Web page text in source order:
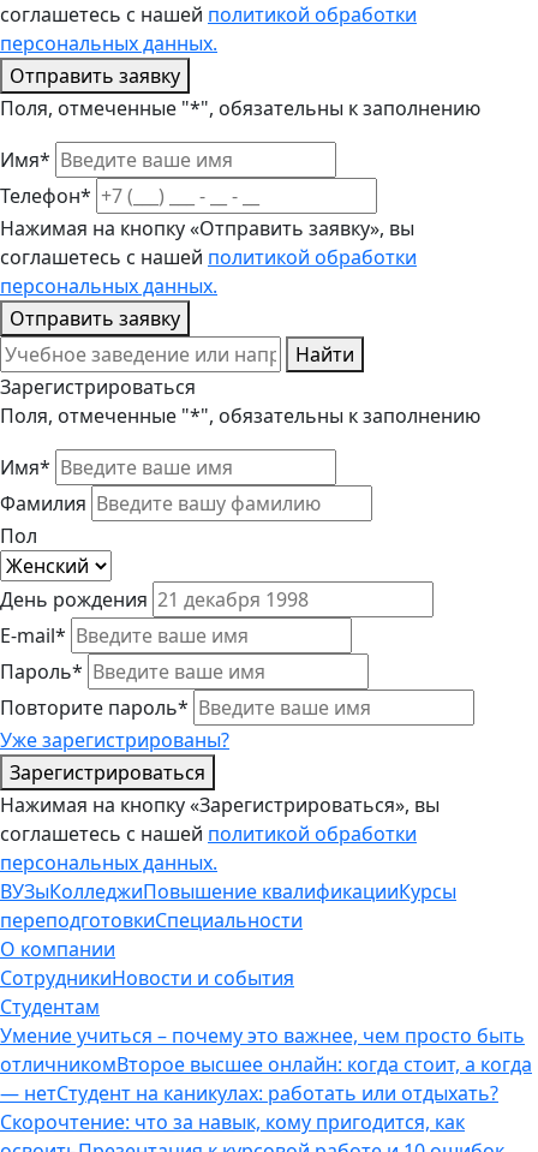
соглашетесь с нашей политикой обработки
персональных данных.
Отправить заявку
Поля, отмеченные "*", обязательны к заполнению
Имя*
Телефон*
Нажимая на кнопку «Отправить заявку», вы
соглашетесь с нашей политикой обработки
персональных данных.
Отправить заявку
Найти
Зарегистрироваться
Поля, отмеченные "*", обязательны к заполнению
Имя*
Фамилия
Пол
День рождения
E-mail*
Пароль*
Повторите пароль*
Уже зарегистрированы?
Зарегистрироваться
Нажимая на кнопку «Зарегистрироваться», вы
соглашетесь с нашей политикой обработки
персональных данных.
ВУЗыКолледжиПовышение квалификацииКурсы
переподготовкиСпециальности
О компании
СотрудникиНовости и события
Студентам
Умение учиться – почему это важнее, чем просто быть
отличникомВторое высшее онлайн: когда стоит, а когда
— нетСтудент на каникулах: работать или отдыхать?
Скорочтение: что за навык, кому пригодится, как